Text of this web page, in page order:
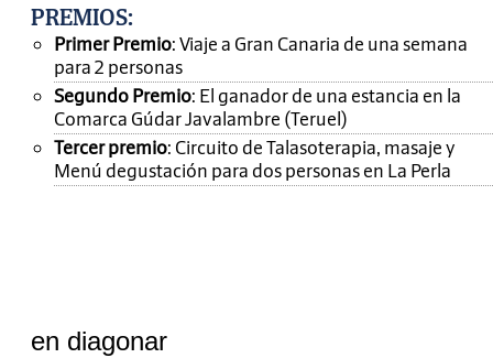
PREMIOS:
Primer Premio: Viaje a Gran Canaria de una semana
para 2 personas
Segundo Premio: El ganador de una estancia en la
Comarca Gúdar Javalambre (Teruel)
Tercer premio: Circuito de Talasoterapia, masaje y
Menú degustación para dos personas en La Perla
en diagonar